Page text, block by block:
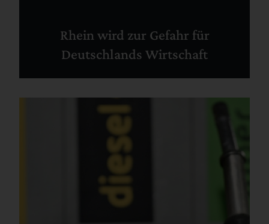
Rhein wird zur Gefahr für
Deutschlands Wirtschaft